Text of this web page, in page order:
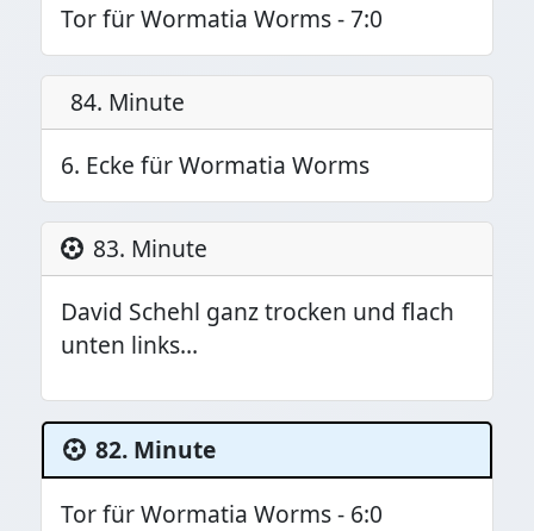
Tor für Wormatia Worms - 7:0
84. Minute
6. Ecke für Wormatia Worms
83. Minute
David Schehl ganz trocken und flach
unten links…
82. Minute
Tor für Wormatia Worms - 6:0